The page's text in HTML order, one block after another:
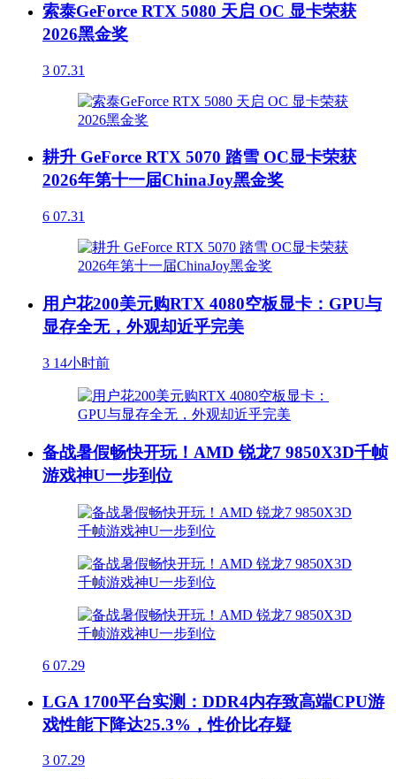
索泰GeForce RTX 5080 天启 OC 显卡荣获
2026黑金奖
3 07.31
耕升 GeForce RTX 5070 踏雪 OC显卡荣获
2026年第十一届ChinaJoy黑金奖
6 07.31
用户花200美元购RTX 4080空板显卡：GPU与
显存全无，外观却近乎完美
3 14小时前
备战暑假畅快开玩！AMD 锐龙7 9850X3D千帧
游戏神U一步到位
6 07.29
LGA 1700平台实测：DDR4内存致高端CPU游
戏性能下降达25.3%，性价比存疑
3 07.29